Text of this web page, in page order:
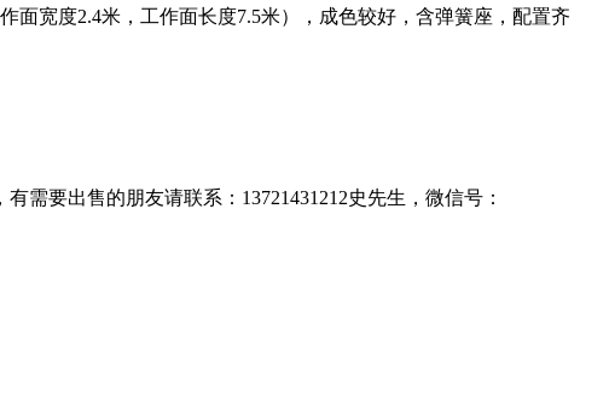
宽度2.4米，工作面长度7.5米），成色较好，含弹簧座，配置齐
需要出售的朋友请联系：13721431212史先生，微信号：